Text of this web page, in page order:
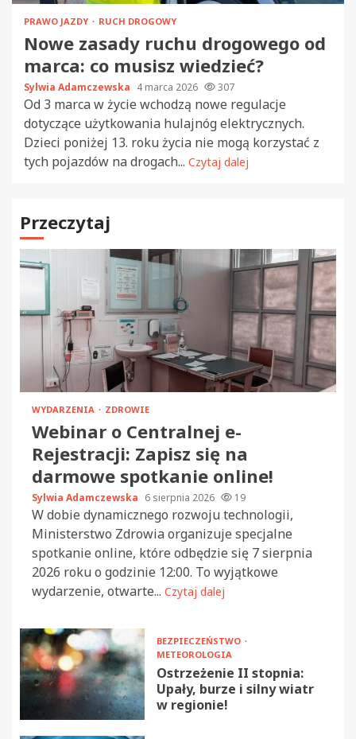
PRAWO JAZDY RUCH DROGOWY
Nowe zasady ruchu drogowego od
marca: co musisz wiedzieć?
Sylwia Adamczewska 4 marca 2026 307
Od 3 marca w życie wchodzą nowe regulacje
dotyczące użytkowania hulajnóg elektrycznych.
Dzieci poniżej 13. roku życia nie mogą korzystać z
tych pojazdów na drogach... Czytaj dalej
Przeczytaj
WYDARZENIA ZDROWIE
Webinar o Centralnej e-
Rejestracji: Zapisz się na
darmowe spotkanie online!
Sylwia Adamczewska 6 sierpnia 2026 19
W dobie dynamicznego rozwoju technologii,
Ministerstwo Zdrowia organizuje specjalne
spotkanie online, które odbędzie się 7 sierpnia
2026 roku o godzinie 12:00. To wyjątkowe
wydarzenie, otwarte... Czytaj dalej
BEZPIECZEŃSTWO
METEOROLOGIA
Ostrzeżenie II stopnia:
Upały, burze i silny wiatr
w regionie!